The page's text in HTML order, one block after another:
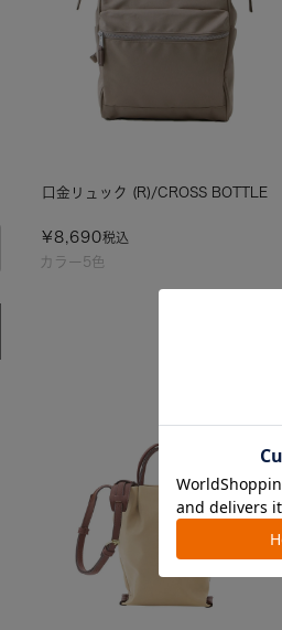
カラー5色
口金リュック (R)/CROSS BOTTLE
¥8,690税込